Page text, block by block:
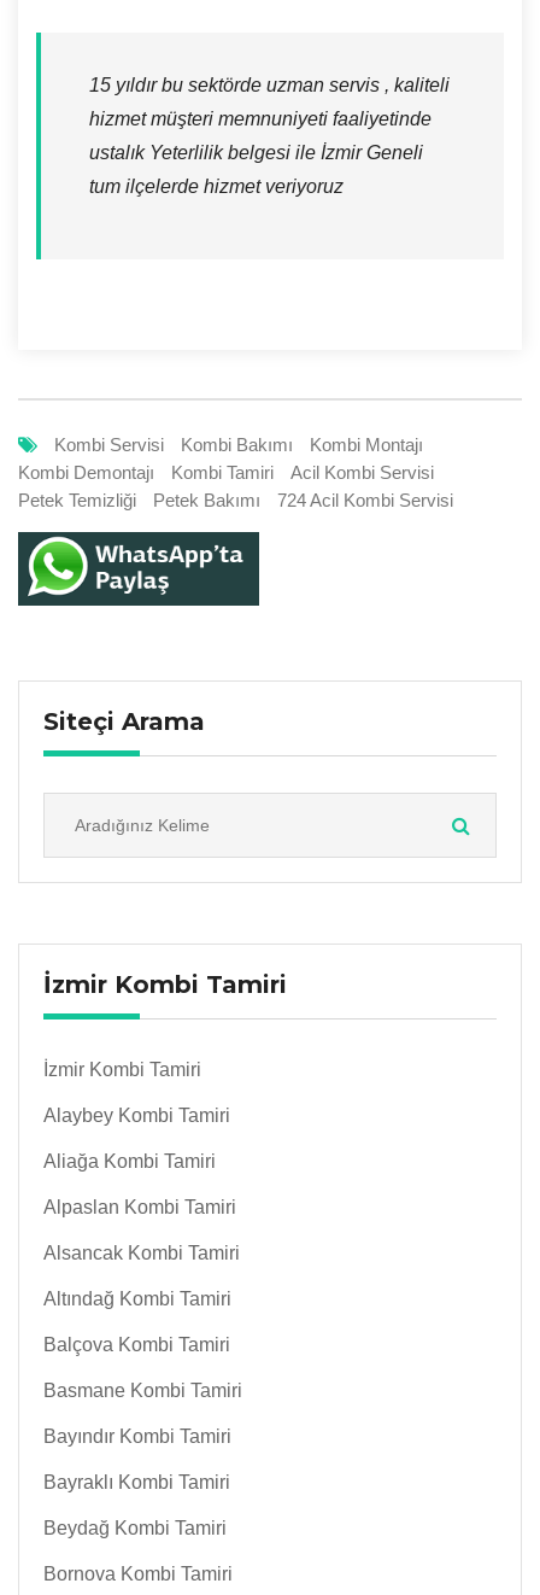
15 yıldır bu sektörde uzman servis , kaliteli
hizmet müşteri memnuniyeti faaliyetinde
ustalık Yeterlilik belgesi ile İzmir Geneli
tum ilçelerde hizmet veriyoruz
Kombi Servisi Kombi Bakımı
Kombi Montajı
Kombi Demontajı
Kombi Tamiri
Acil Kombi Servisi
Petek Temizliği
Petek Bakımı 724 Acil Kombi Servisi
Siteçi Arama
İzmir Kombi Tamiri
İzmir Kombi Tamiri
Alaybey Kombi Tamiri
Aliağa Kombi Tamiri
Alpaslan Kombi Tamiri
Alsancak Kombi Tamiri
Altındağ Kombi Tamiri
Balçova Kombi Tamiri
Basmane Kombi Tamiri
Bayındır Kombi Tamiri
Bayraklı Kombi Tamiri
Beydağ Kombi Tamiri
Bornova Kombi Tamiri